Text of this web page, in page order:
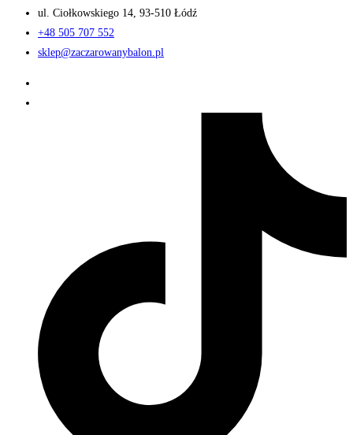
ul. Ciołkowskiego 14, 93-510 Łódź
+48 505 707 552
sklep@zaczarowanybalon.pl